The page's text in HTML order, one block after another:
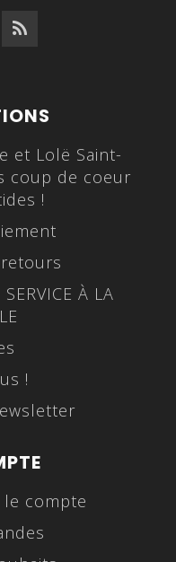
et Lolë Saint-
coup de coeur
!
À LA
!
compte